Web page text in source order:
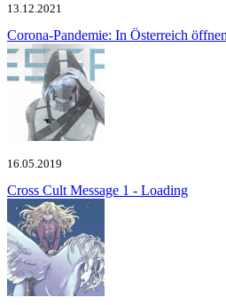
13.12.2021
Corona-Pandemie: In Österreich
16.05.2019
Cross Cult Message 1 - Loading